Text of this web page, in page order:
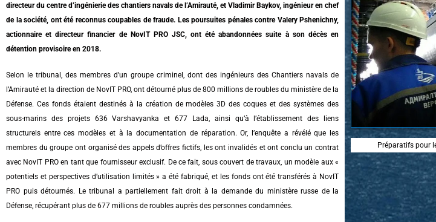
directeur du centre d’ingénierie des chantiers navals de l’Amirauté, et Vladimir Baykov, ingénieur en chef
de la société, ont été reconnus coupables de fraude. Les poursuites pénales contre Valery Pshenichny,
actionnaire et directeur financier de NovIT PRO JSC, ont été abandonnées suite à son décès en
détention provisoire en 2018.
Selon le tribunal, des membres d’un groupe criminel, dont des ingénieurs des Chantiers navals de
l’Amirauté et la direction de NovIT PRO, ont détourné plus de 800 millions de roubles du ministère de la
Défense. Ces fonds étaient destinés à la création de modèles 3D des coques et des systèmes des
sous-marins des projets 636 Varshavyanka et 677 Lada, ainsi qu’à l’établissement des liens
structurels entre ces modèles et à la documentation de réparation. Or, l’enquête a révélé que les
membres du groupe ont organisé des appels d’offres fictifs, les ont invalidés et ont conclu un contrat
avec NovIT PRO en tant que fournisseur exclusif. De ce fait, sous couvert de travaux, un modèle aux «
potentiels et perspectives d’utilisation limités » a été fabriqué, et les fonds ont été transférés à NovIT
PRO puis détournés. Le tribunal a partiellement fait droit à la demande du ministère russe de la
Défense, récupérant plus de 677 millions de roubles auprès des personnes condamnées.
Préparatifs pour